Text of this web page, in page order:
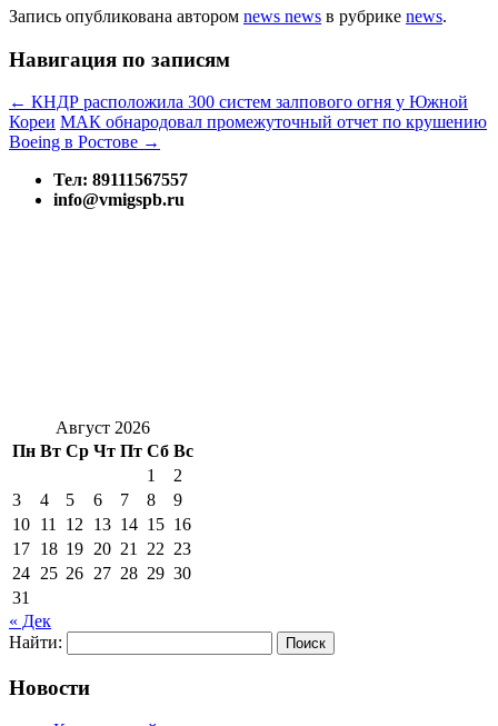
Запись опубликована автором news news в рубрике news.
Навигация по записям
← КНДР расположила 300 систем залпового огня у Южной
Кореи МАК обнародовал промежуточный отчет по крушению
Boeing в Ростове →
Тел: 89111567557
info@vmigspb.ru
Август 2026
Пн Вт Ср Чт Пт Сб Вс
1
2
3
4 5 6 7 8
9
10 11 12 13 14 15 16
17 18 19 20 21 22 23
24 25 26 27 28 29 30
31
« Дек
Найти:
Новости